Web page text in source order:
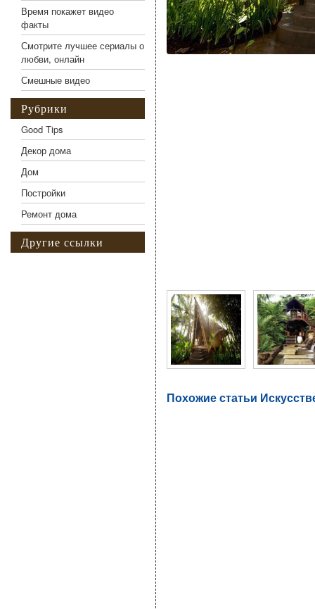
Похожие статьи
Время покажет видео
факты
Смотрите лучшее сериалы о
любви, онлайн
Смешные видео
Рубрики
Good Tips
Декор дома
Дом
Постройки
Ремонт дома
Другие ссылки